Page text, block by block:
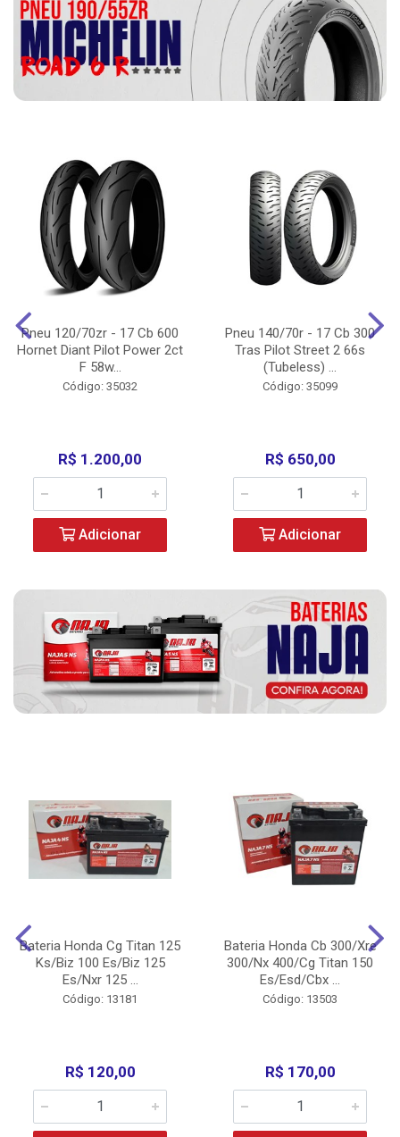
Pneu 120/70zr - 17 Cb 600
Hornet Diant Pilot Power 2ct
F 58w...
Código: 35032
R$ 1.200,00
Adicionar
Pneu 140/70r - 17 Cb 300
Tras Pilot Street 2 66s
(Tubeless) ...
Código: 35099
R$ 650,00
Adicionar
Bateria Honda Cg Titan 125
Ks/Biz 100 Es/Biz 125
Es/Nxr 125 ...
Código: 13181
R$ 120,00
Bateria Honda Cb 300/Xre
300/Nx 400/Cg Titan 150
Es/Esd/Cbx ...
Código: 13503
R$ 170,00